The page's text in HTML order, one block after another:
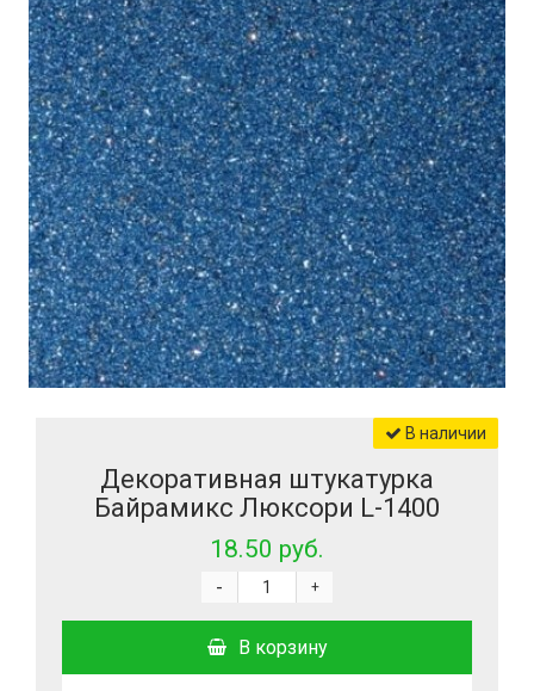
В наличии
Декоративная штукатурка
Байрамикс Люксори L-1400
18.50 руб.
+
-
В корзину